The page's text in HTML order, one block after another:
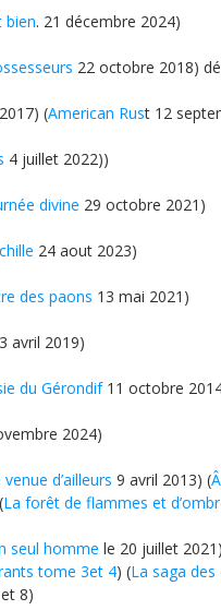
bien. 21 décembre 2024)
22 octobre 2018)
(American Rust 12
4 juillet 2022))
divine 29 octobre 2021)
24 aout 2023)
des paons 13 mai 2021)
avril 2019)
du Gérondif11 octobre
2024)
d’ailleurs 9 avril 2013) (
La forêt de flammes et
seul homme le 20 juillet
tome 3et 4) (La saga
8)